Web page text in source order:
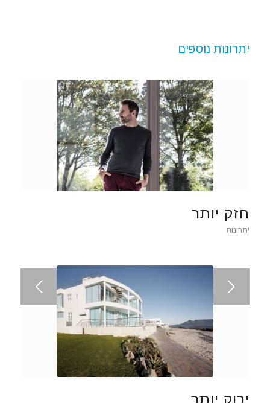
יתרונות נוספים
חזק יותר
יתרונות
ירוק יותר
הקודם